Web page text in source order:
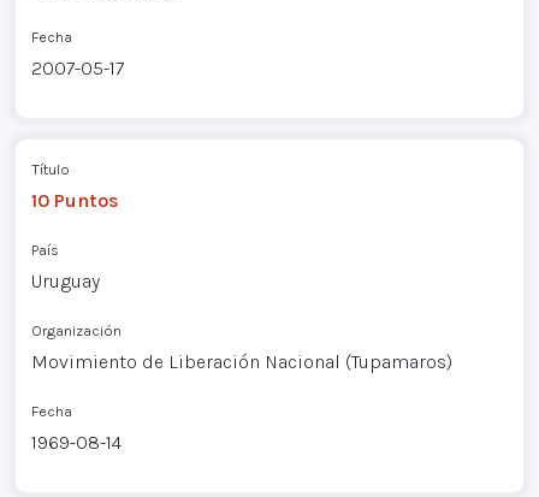
Fecha
2007-05-17
Título
10 Puntos
País
Uruguay
Organización
Movimiento de Liberación Nacional (Tupamaros)
Fecha
1969-08-14